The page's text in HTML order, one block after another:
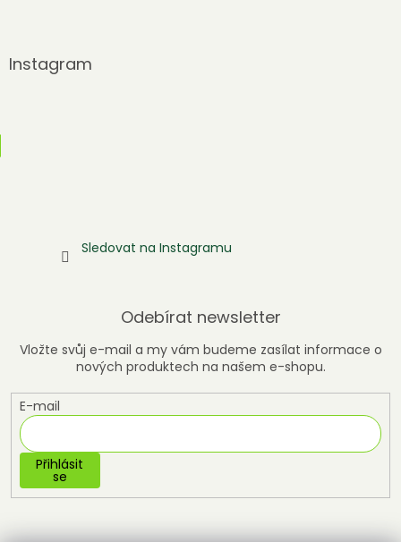
Instagram
Sledovat na Instagramu
Odebírat newsletter
Vložte svůj e-mail a my vám budeme zasílat informace o
nových produktech na našem e-shopu.
E-mail
Přihlásit
se